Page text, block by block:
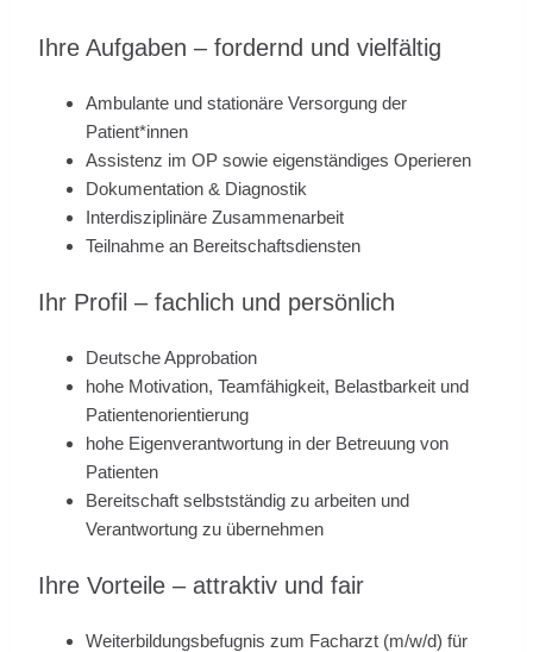
Ihre Aufgaben – fordernd und vielfältig
Ambulante und stationäre Versorgung der
Patient*innen
Assistenz im OP sowie eigenständiges Operieren
Dokumentation & Diagnostik
Interdisziplinäre Zusammenarbeit
Teilnahme an Bereitschaftsdiensten
Ihr Profil – fachlich und persönlich
Deutsche Approbation
hohe Motivation, Teamfähigkeit, Belastbarkeit und
Patientenorientierung
hohe Eigenverantwortung in der Betreuung von
Patienten
Bereitschaft selbstständig zu arbeiten und
Verantwortung zu übernehmen
Ihre Vorteile – attraktiv und fair
Weiterbildungsbefugnis zum Facharzt (m/w/d) für